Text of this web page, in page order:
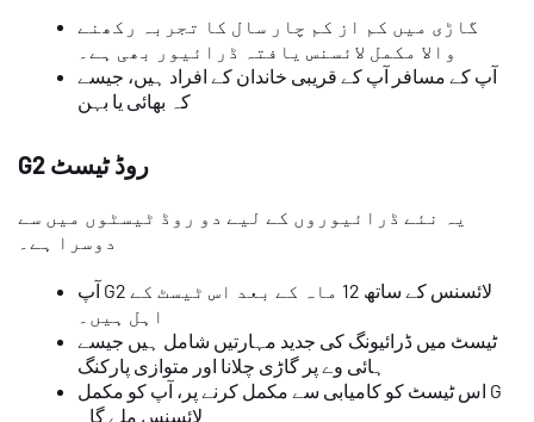
گاڑی میں کم از کم چار سال کا تجربہ رکھنے
والا مکمل لائسنس یافتہ ڈرائیور بھی ہے۔
آپ کے مسافر آپ کے قریبی خاندان کے افراد ہیں، جیسے
کہ بھائی یا بہن
G2 روڈ ٹیسٹ
یہ نئے ڈرائیوروں کے لیے دو روڈ ٹیسٹوں میں سے
دوسرا ہے۔
آپ G2 لائسنس کے ساتھ 12 ماہ کے بعد اس ٹیسٹ کے
اہل ہیں۔
ٹیسٹ میں ڈرائیونگ کی جدید مہارتیں شامل ہیں جیسے
ہائی وے پر گاڑی چلانا اور متوازی پارکنگ
اس ٹیسٹ کو کامیابی سے مکمل کرنے پر، آپ کو مکمل G
لائسنس ملے گا۔